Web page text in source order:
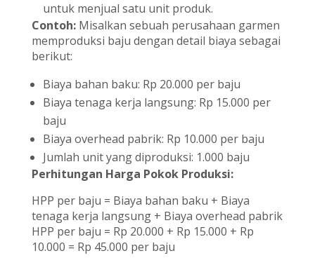
untuk menjual satu unit produk.
Contoh:Misalkan sebuah perusahaan garmen
memproduksi baju dengan detail biaya sebagai
berikut:
Biaya bahan baku: Rp 20.000 per baju
Biaya tenaga kerja langsung: Rp 15.000 per
baju
Biaya overhead pabrik: Rp 10.000 per baju
Jumlah unit yang diproduksi: 1.000 baju
Perhitungan Harga Pokok Produksi:
HPP per baju = Biaya bahan baku + Biaya
tenaga kerja langsung + Biaya overhead pabrik
HPP per baju = Rp 20.000 + Rp 15.000 + Rp
10.000 = Rp 45.000 per baju